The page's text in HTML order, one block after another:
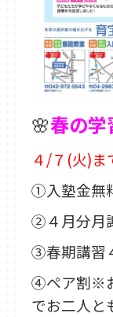
🌸春の学
４/７(火)ま
①入塾金無
②４月分月
③春期講習
④ペア割※
でお二人と